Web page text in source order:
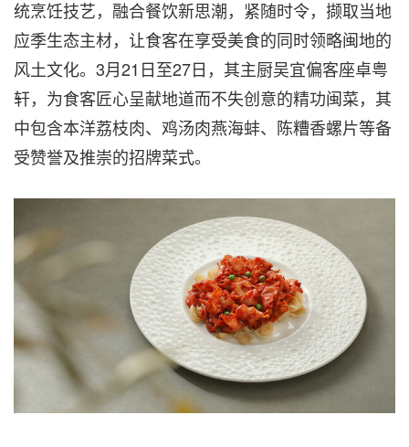
统烹饪技艺，融合餐饮新思潮，紧随时令，撷取当地
应季生态主材，让食客在享受美食的同时领略闽地的
风土文化。3月21日至27日，其主厨吴宜偏客座卓粤
轩，为食客匠心呈献地道而不失创意的精功闽菜，其
中包含本洋荔枝肉、鸡汤肉燕海蚌、陈糟香螺片等备
受赞誉及推崇的招牌菜式。